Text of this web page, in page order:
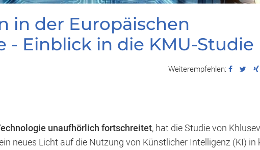
in der Europäischen
- Einblick in die KMU-Studie
Weiterempfehlen:
unaufhörlich fortschreitet, hat die Studie von
neues Licht auf die Nutzung von Künstlicher Intelligenz (KI) in